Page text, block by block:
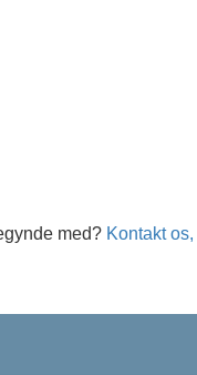
med? Kontakt os,